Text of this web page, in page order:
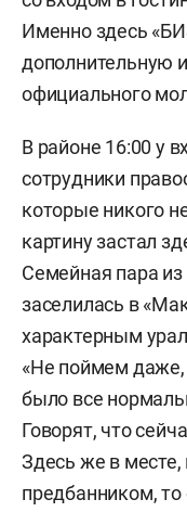
Именно здесь
дополнительную
официального
В районе 16:00 у
сотрудники
которые никого
картину застал
Семейная пара из
заселилась в
характерным
«Не поймем даже,
было все
Говорят, что
Здесь же в
предбанником,